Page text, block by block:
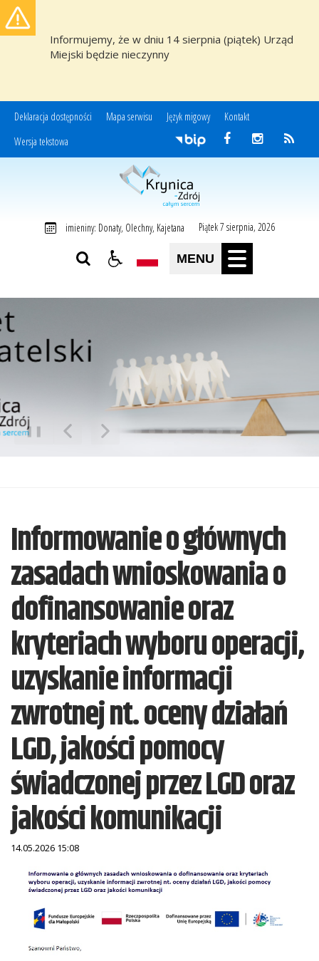
Informujemy, że w dniu 14 sierpnia (piątek) Urząd
Miejski będzie nieczynny
Deklaracja dostępności Mapa serwisu Język migowy
Kontakt
Wersja tekstowa
Miasto i Gmina Uzdrowiskowa Krynica-Zdrój
imieniny: Donaty, Olechny, Kajetana Piątek 7 sierpnia, 2026
MENU
❚❚
Informowanie o głównych
zasadach wnioskowania o
dofinansowanie oraz
kryteriach wyboru operacji,
uzyskanie informacji
zwrotnej nt. oceny działań
LGD, jakości pomocy
świadczonej przez LGD oraz
jakości komunikacji
14.05.2026 15:08